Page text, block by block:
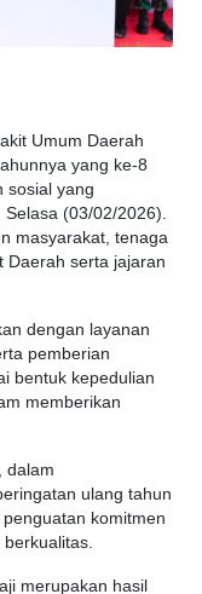
Umum Daerah
yang ke-8
sosial yang
Selasa (03/02/2026).
masyarakat, tenaga
Daerah serta jajaran
dengan layanan
pemberian
bentuk kepedulian
memberikan
dalam
ulang tahun
komitmen
merupakan hasil